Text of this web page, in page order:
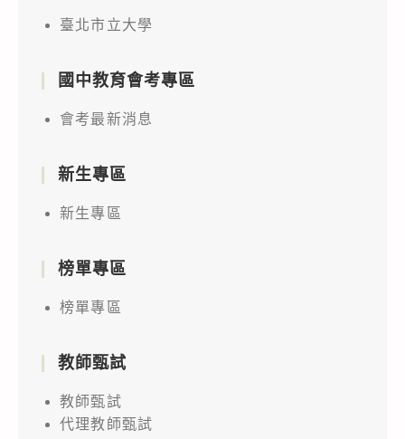
臺北市立大學
國中教育會考專區
會考最新消息
新生專區
新生專區
榜單專區
榜單專區
教師甄試
教師甄試
代理教師甄試